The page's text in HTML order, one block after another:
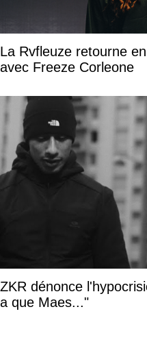
La Rvfleuze retourne
avec Freeze Corleone
ZKR dénonce
a que Maes..."